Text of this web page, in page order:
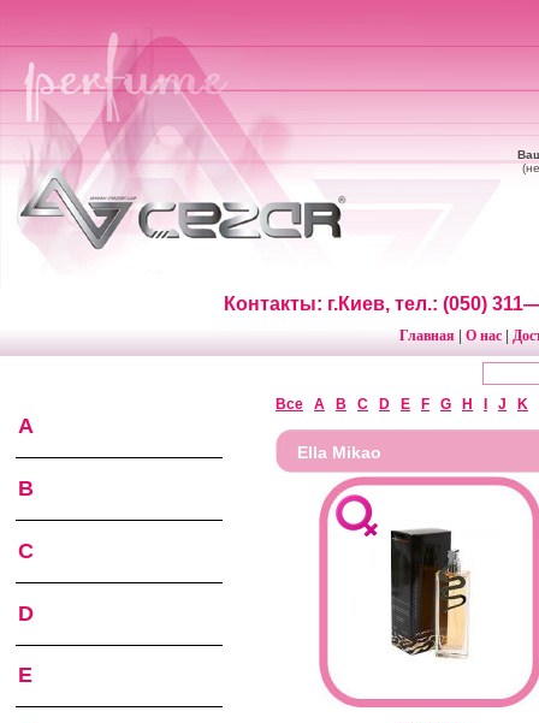
Контакты: г.Киев, тел.: (050)
Главная О нас
A
B
C
D
E
Все A B C D E F G H J K
Ella Mikao